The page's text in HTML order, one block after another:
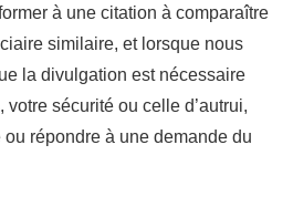
à une citation à comparaître
similaire, et lorsque nous
la divulgation est nécessaire
votre sécurité ou celle d’autrui,
répondre à une demande du